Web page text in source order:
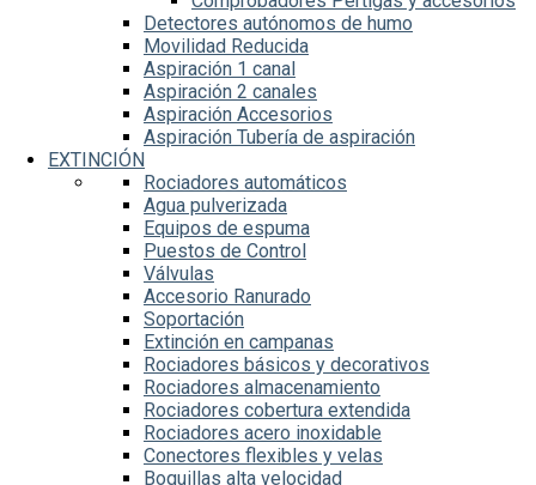
Detectores autónomos de humo
Movilidad Reducida
Aspiración 1 canal
Aspiración 2 canales
Aspiración Accesorios
Aspiración Tubería de aspiración
EXTINCIÓN
Rociadores automáticos
Agua pulverizada
Equipos de espuma
Puestos de Control
Válvulas
Accesorio Ranurado
Soportación
Extinción en campanas
Rociadores básicos y decorativos
Rociadores almacenamiento
Rociadores cobertura extendida
Rociadores acero inoxidable
Conectores flexibles y velas
Boquillas alta velocidad